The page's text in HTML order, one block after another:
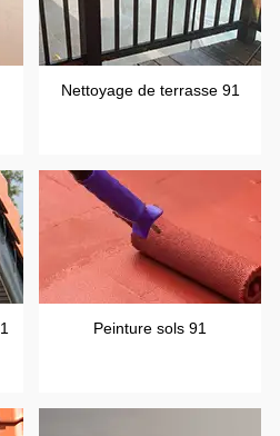
Nettoyage de terrasse 91
Peinture sols 91